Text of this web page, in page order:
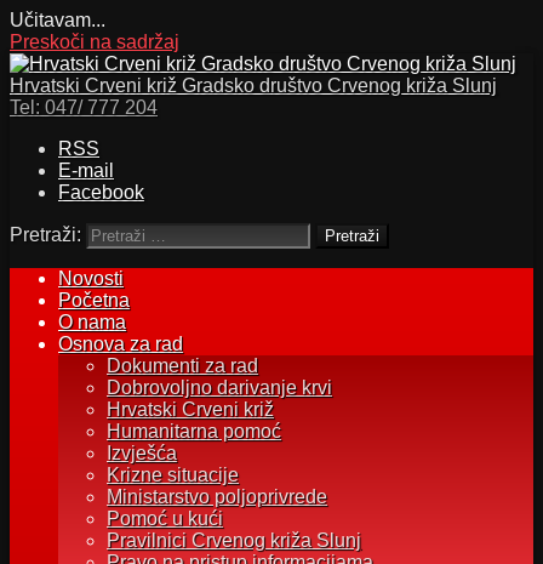
Učitavam...
Preskoči na sadržaj
Hrvatski Crveni križ Gradsko društvo Crvenog križa Slunj
Tel: 047/ 777 204
RSS
E-mail
Facebook
Pretraži:
Novosti
Početna
O nama
Osnova za rad
Dokumenti za rad
Dobrovoljno darivanje krvi
Hrvatski Crveni križ
Humanitarna pomoć
Izvješća
Krizne situacije
Ministarstvo poljoprivrede
Pomoć u kući
Pravilnici Crvenog križa Slunj